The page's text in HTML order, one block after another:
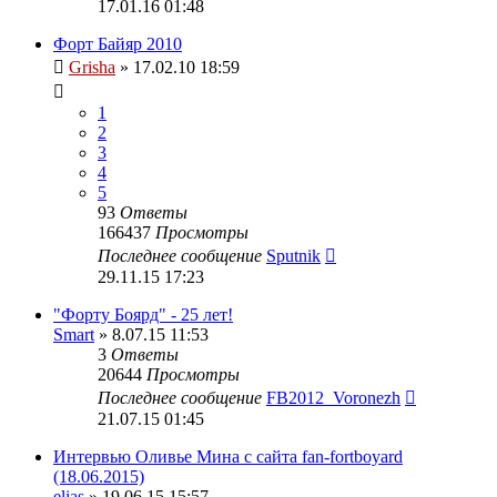
17.01.16 01:48
Форт Байяр 2010
Grisha » 17.02.10 18:59
1
2
3
4
5
93 Ответы
166437 Просмотры
Последнее сообщение Sputnik
29.11.15 17:23
"Форту Боярд" - 25 лет!
Smart » 8.07.15 11:53
3 Ответы
20644 Просмотры
Последнее сообщение FB2012_Voronezh
21.07.15 01:45
Интервью Оливье Мина с сайта fan-fortboyard
(18.06.2015)